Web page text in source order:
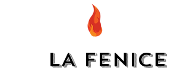
LA FENICE